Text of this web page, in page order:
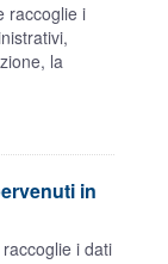
raccoglie i
la
in
i dati